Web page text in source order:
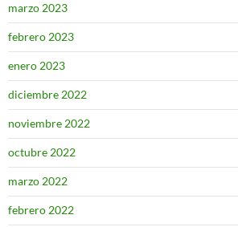
marzo 2023
febrero 2023
enero 2023
diciembre 2022
noviembre 2022
octubre 2022
marzo 2022
febrero 2022